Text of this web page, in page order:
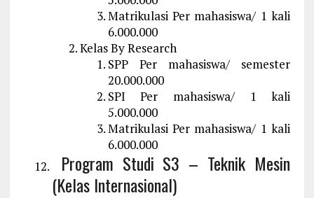
Matrikulasi Per mahasiswa/ 1 kali
6.000.000
Kelas By Research
SPP Per mahasiswa/ semester
20.000.000
SPI Per mahasiswa/ 1 kali
5.000.000
Matrikulasi Per mahasiswa/ 1 kali
6.000.000
Program Studi S3 – Teknik Mesin
(Kelas Internasional)